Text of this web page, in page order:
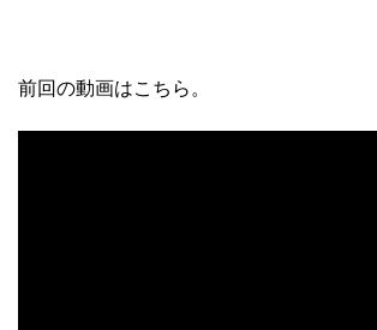
前回の動画はこちら。